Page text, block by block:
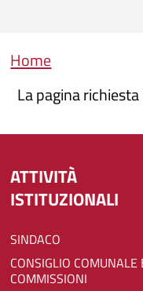
Briciole di pane
Home
La pagina
ATTIVITÀ
ISTITUZIONALI
SINDACO
CONSIGLIO COMUNALE E
COMMISSIONI